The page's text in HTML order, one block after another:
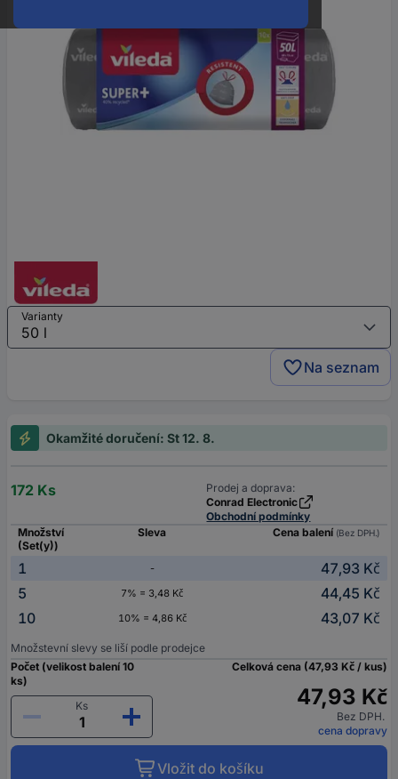
Varianty
Na seznam
Okamžité doručení: St 12. 8.
172 Ks
Prodej a doprava:
Conrad Electronic
Obchodní podmínky
Množství
(Set(y))
Sleva Cena balení (Bez DPH.)
1 -
47,93 Kč
5
7% = 3,48 Kč
44,45 Kč
10
10% = 4,86 Kč 43,07 Kč
Množstevní slevy se liší podle prodejce
Počet (velikost balení 10
ks)
Ks
Celková cena (47,93 Kč / kus)
47,93 Kč
Bez DPH.
cena dopravy
Vložit do košíku